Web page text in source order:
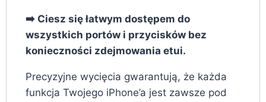
➡️ Ciesz się łatwym dostępem do
wszystkich portów i przycisków bez
konieczności zdejmowania etui.
Precyzyjne wycięcia gwarantują, że każda
funkcja Twojego iPhone’a jest zawsze pod